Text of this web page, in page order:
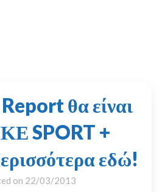
θα είναι
SPORT +
εδώ!
on 22/03/2013